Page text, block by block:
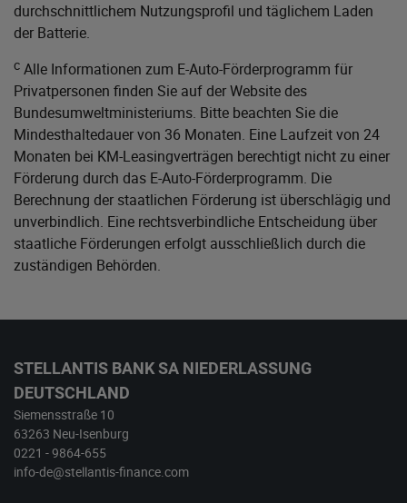
durchschnittlichem Nutzungsprofil und täglichem Laden
der Batterie.
c Alle Informationen zum E-Auto-Förderprogramm für
Privatpersonen finden Sie auf der Website des
Bundesumweltministeriums. Bitte beachten Sie die
Mindesthaltedauer von 36 Monaten. Eine Laufzeit von 24
Monaten bei KM-Leasingverträgen berechtigt nicht zu einer
Förderung durch das E-Auto-Förderprogramm. Die
Berechnung der staatlichen Förderung ist überschlägig und
unverbindlich. Eine rechtsverbindliche Entscheidung über
staatliche Förderungen erfolgt ausschließlich durch die
zuständigen Behörden.
STELLANTIS BANK SA NIEDERLASSUNG
DEUTSCHLAND
Siemensstraße 10
63263 Neu-Isenburg
0221 - 9864-655
info-de@stellantis-finance.com